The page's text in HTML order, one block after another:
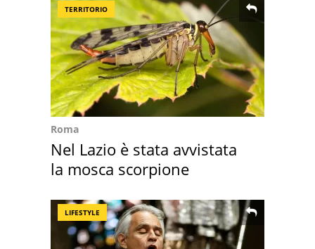
TERRITORIO
Roma
Nel Lazio è stata avvistata
la mosca scorpione
LIFESTYLE